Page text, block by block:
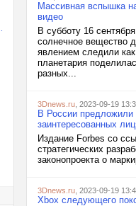
Массивная вспышка
видео
В субботу 16
солнечное вещество
явлением следили
планетария
разных...
3Dnews.ru , 2023-09-19
В России предложили
заинтересованных
Издание Forbes со
стратегических
законопроекта о
3Dnews.ru , 2023-09-19
Xbox следующего